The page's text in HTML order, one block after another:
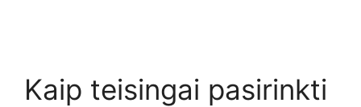
Kaip teisingai pasirinkti